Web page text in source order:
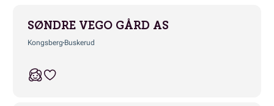
SØNDRE VEGO GÅRD AS
KongsbergBuskerud